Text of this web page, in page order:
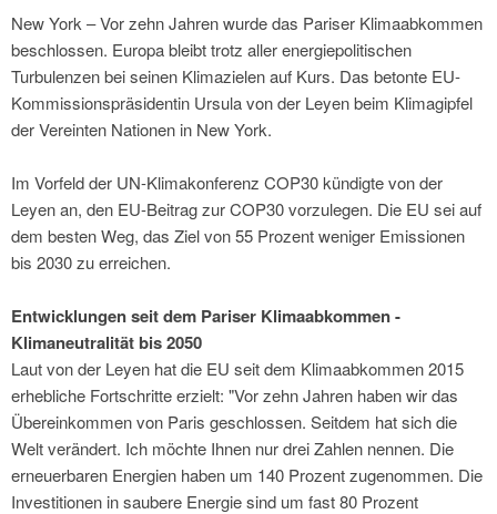
New York – Vor zehn Jahren wurde das Pariser Klimaabkommen
beschlossen. Europa bleibt trotz aller energiepolitischen
Turbulenzen bei seinen Klimazielen auf Kurs. Das betonte EU-
Kommissionspräsidentin Ursula von der Leyen beim Klimagipfel
der Vereinten Nationen in New York.
Im Vorfeld der UN-Klimakonferenz COP30 kündigte von der
Leyen an, den EU-Beitrag zur COP30 vorzulegen. Die EU sei auf
dem besten Weg, das Ziel von 55 Prozent weniger Emissionen
bis 2030 zu erreichen.
Entwicklungen seit dem Pariser Klimaabkommen -
Klimaneutralität bis 2050
Laut von der Leyen hat die EU seit dem Klimaabkommen 2015
erhebliche Fortschritte erzielt: "Vor zehn Jahren haben wir das
Übereinkommen von Paris geschlossen. Seitdem hat sich die
Welt verändert. Ich möchte Ihnen nur drei Zahlen nennen. Die
erneuerbaren Energien haben um 140 Prozent zugenommen. Die
Investitionen in saubere Energie sind um fast 80 Prozent